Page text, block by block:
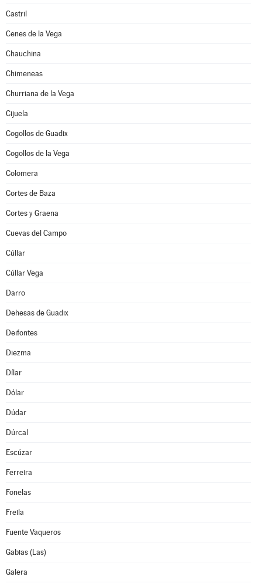
Castril
Cenes de la Vega
Chauchina
Chimeneas
Churriana de la Vega
Cijuela
Cogollos de Guadix
Cogollos de la Vega
Colomera
Cortes de Baza
Cortes y Graena
Cuevas del Campo
Cúllar
Cúllar Vega
Darro
Dehesas de Guadix
Deifontes
Diezma
Dílar
Dólar
Dúdar
Dúrcal
Escúzar
Ferreira
Fonelas
Freila
Fuente Vaqueros
Gabias (Las)
Galera